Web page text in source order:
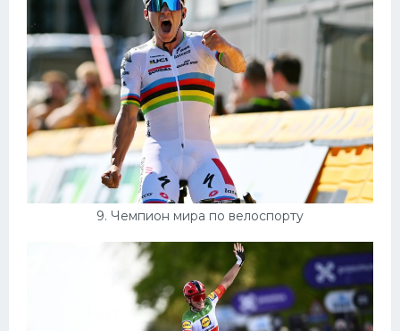
9. Чемпион мира по велоспорту